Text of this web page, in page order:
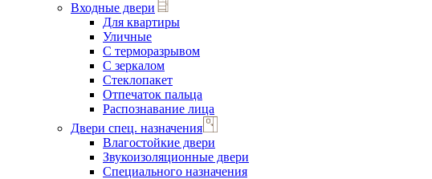
Входные двери
Для квартиры
Уличные
С терморазрывом
С зеркалом
Стеклопакет
Отпечаток пальца
Распознавание лица
Двери спец. назначения
Влагостойкие двери
Звукоизоляционные двери
Специального назначения